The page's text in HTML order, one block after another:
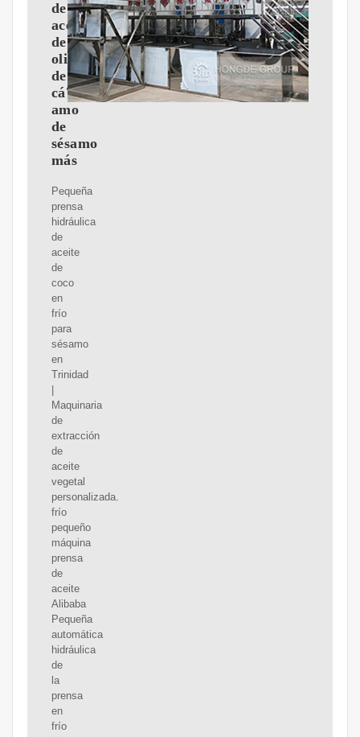
de
aceite
de
oliva
de
cá?
amo
de
sésamo
más
Pequeña
prensa
hidráulica
de
aceite
de
coco
en
frío
para
sésamo
en
Trinidad
Maquinaria
de
extracción
de
aceite
vegetal
personalizada.
frío
pequeño
máquina
prensa
de
aceite
Alibaba
Pequeña
automática
hidráulica
de
la
prensa
en
frío